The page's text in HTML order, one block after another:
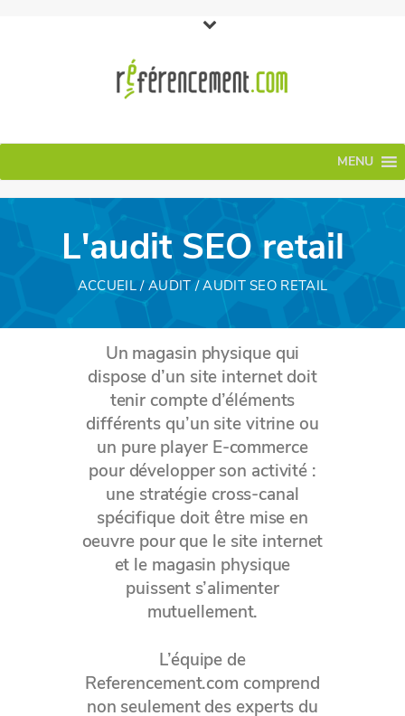
MENU
L'audit SEO retail
ACCUEIL/ AUDIT / AUDIT SEO RETAIL
Un magasin physique qui
dispose d’un site internet doit
tenir compte d’éléments
différents qu’un site vitrine ou
un pure player E-commerce
pour développer son activité :
une stratégie cross-canal
spécifique doit être mise en
oeuvre pour que le site internet
et le magasin physique
puissent s’alimenter
mutuellement.
L’équipe de
Referencement.com comprend
non seulement des experts du